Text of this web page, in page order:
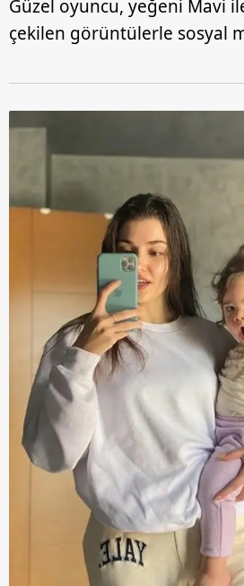
Güzel oyuncu, yeğeni Mavi
çekilen görüntülerle sosyal